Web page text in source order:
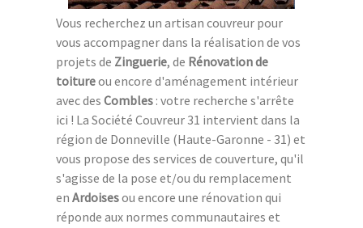
Vous recherchez un artisan couvreur pour
vous accompagner dans la réalisation de vos
projets de Zinguerie, de Rénovation de
toitureou encore d'aménagement intérieur
avec des Combles : votre recherche s'arrête
ici ! La Société Couvreur 31 intervient dans la
région de Donneville (Haute-Garonne - 31) et
vous propose des services de couverture, qu'il
s'agisse de la pose et/ou du remplacement
en Ardoisesou encore une rénovation qui
réponde aux normes communautaires et